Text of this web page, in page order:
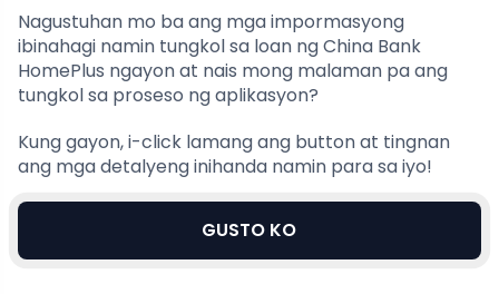
Nagustuhan mo ba ang mga impormasyong
ibinahagi namin tungkol sa loan ng China Bank
HomePlus ngayon at nais mong malaman pa ang
tungkol sa proseso ng aplikasyon?
Kung gayon, i-click lamang ang button at tingnan
ang mga detalyeng inihanda namin para sa iyo!
GUSTO KO